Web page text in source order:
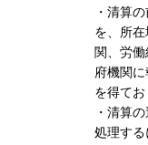
・清算
を、所
関、労
府機関
を得てお
・清算
処理する